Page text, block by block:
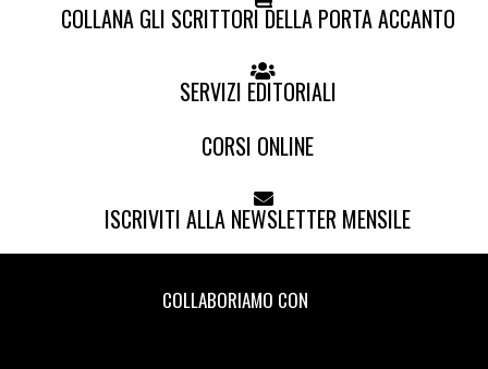
COLLANA GLI SCRITTORI DELLA PORTA ACCANTO
SERVIZI EDITORIALI
CORSI ONLINE
ISCRIVITI ALLA NEWSLETTER MENSILE
COLLABORIAMO CON